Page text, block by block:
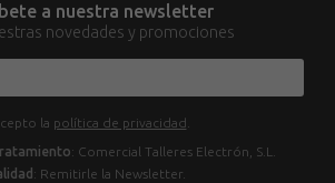
a nuestra newsletter
novedades y promociones
la política de privacidad
: Comercial Talleres Electrón, S.L.
: Remitirle la Newsletter.